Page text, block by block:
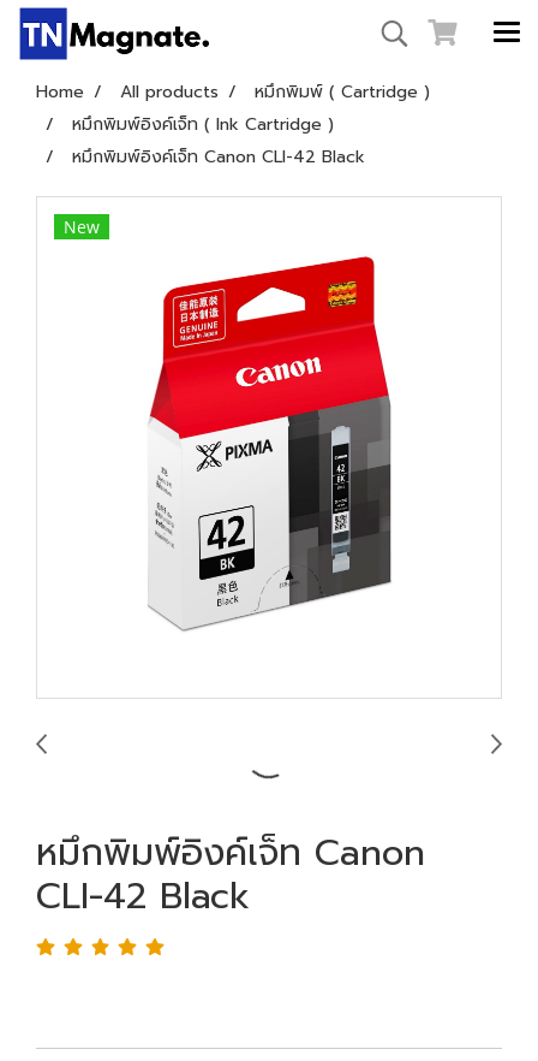
Home All products
หมึกพิมพ์ ( Cartridge )
หมึกพิมพ์อิงค์เจ็ท ( Ink Cartridge )
หมึกพิมพ์อิงค์เจ็ท Canon CLI-42 Black
New
หมึกพิมพ์อิงค์เจ็ท Canon
CLI-42 Black